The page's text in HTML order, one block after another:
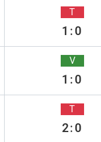
T
1:0
V
1:0
T
2:0